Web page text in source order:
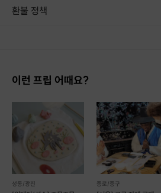
환불 정책
이런 프립 어때요?
성동/광진 종로/중구